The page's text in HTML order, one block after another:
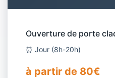
Ouverture de porte
⏰ Jour (8h-20h)
à partir de 80€